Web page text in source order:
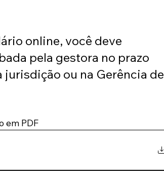
online, você deve
pela gestora no prazo
jurisdição ou na Gerência de
em PDF